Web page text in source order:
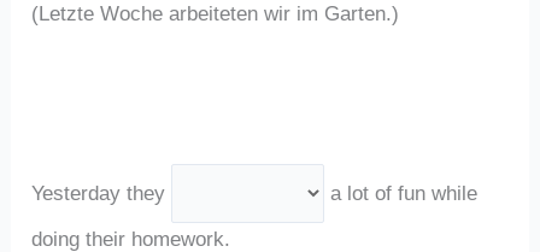
(Letzte Woche arbeiteten wir im Garten.)
Yesterday they
a lot of fun while
doing their homework.